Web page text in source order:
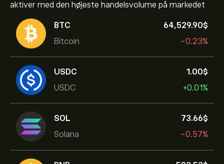
aktiver med den højeste handelsvolume på markedet
BTC
Bitcoin
64,529.90‎$‎
-0.23%
USDC
USDC
1.00‎$‎
+0.01%
SOL
Solana
73.66‎$‎
-0.57%